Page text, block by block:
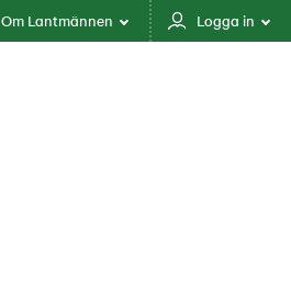
Om Lantmännen Logga in